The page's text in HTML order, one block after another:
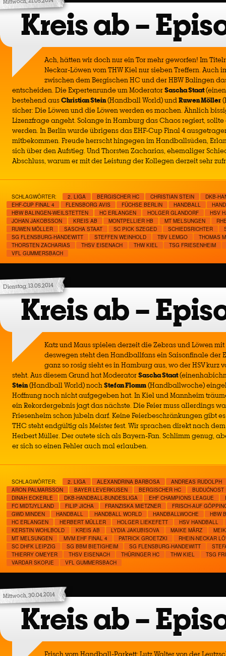
Kreis ab –
Ach, hätten wir doch nur ein Tor mehr geworfen! Im
Neckar-Löwen vom THW Kiel nur sieben Treffern. Auch
zwischen dem Bergischen HC und der HBW Balingen
entscheiden. Die Expertenrunde um ModeratorSascha Staat
bestehend ausChristian Stein(Handball World) undRuwen Möller
sicher: Die Löwen und die Löwen werden es machen. Ähnlich
Lizenzfrage angeht. Solange in Hamburg das Chaos regiert,
werden. In Berlin wurde übrigens das EHF-Cup Final 4
mitbekommen. Freude herrscht hingegen im Handballsüden,
sich über den Aufstieg. Und Thorsten Zacharias, ehemaliger
Abschluss, warum er mit der Leistung der Kollegen derzeit sehr
SCHLAGWÖRTER: 2. LIGA BERGISCHER HC CHRISTIAN STEIN
DKB-
EHF-CUP FINAL 4
FLENSBORG AVIS FÜCHSE BERLIN HANDBALL
HBW BALINGEN-WEILSTETTEN
HC ERLANGEN HOLGER GLANDORF
HSV
JOHAN JAKOBSSON
KREIS AB MONTPELLIER HB MT MELSUNGEN
RUWEN MÖLLER
SASCHA STAAT SC PICK SZEGED SCHIEDSRICHTER
SG FLENSBURG-HANDEWITT
STEFFEN WEINHOLD TBV LEMGO
THOMAS
THORSTEN ZACHARIAS
THSV EISENACH THW KIEL
TSG FRIESENHEIM
VFL GUMMERSBACH
Dienstag, 13.05.2014
Kreis ab –
Katz und Maus spielen derzeit die Zebras und Löwen
deswegen steht den Handballfans ein Saisonfinale der
ganz so rosig sieht es in Hamburg aus, wo der HSV kurz
steht. Aus diesem Grund hat ModeratorSascha Staat
Stein(Handball World) nochStefan Flomm(Handballwoche)
Hoffnung noch nicht aufgegeben hat. In Kiel und Mannheim
ein Rekordergebnis jagt das nächste. Die Feier muss allerdings
Friesenheim schon jubeln darf. Keine Feierbeschränkungen gibt
THC steht endgültig als Meister fest. Wir sprachen direkt nach
Herbert Müller. Der outete sich als Bayern-Fan. Schlimm genug,
er sich so einen Fehler auch mal erlauben.
SCHLAGWÖRTER: 2. LIGA ALEXANDRINA BARBOSA
ANDREAS RUDOLPH
ARON PALMARSSON
BAYER LEVERKUSEN BERGISCHER HC
DINAH ECKERLE
DKB-HANDBALL-BUNDESLIGA EHF CHAMPIONS LEAGUE
FC MIDTJYLLAND
FILIP JICHA FRANZISKA MIETZNER
FRISCH-AUF
GWD MINDEN
HANDBALL HANDBALL WORLD HANDBALLWOCHE
HBW
HC ERLANGEN
HERBERT MÜLLER HOLGER LIEKEFETT
HSV HANDBALL
KERSTIN WOHLBOLD
KREIS AB LYDIA JAKUBISOVA MAIKE MÄRZ
MT MELSUNGEN
MVM EHF FINAL 4 PATRICK GROETZKI
RHEIN-NECKAR
SC DHFK LEIPZIG
SG BBM BIETIGHEIM SG FLENSBURG-HANDEWITT
THIERRY OMEYER
THSV EISENACH THÜRINGER HC THW KIEL
TSG
VARDAR SKOPJE
VFL GUMMERSBACH
Mittwoch, 30.04.2014
Kreis ab –
Frisch vom Handball-Parkett: Lutz Walter von der